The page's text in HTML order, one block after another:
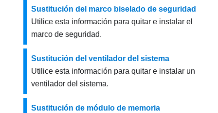
Sustitución del marco biselado de seguridad
Utilice esta información para quitar e instalar el
marco de seguridad.
Sustitución del ventilador del sistema
Utilice esta información para quitar e instalar un
ventilador del sistema.
Sustitución de módulo de memoria